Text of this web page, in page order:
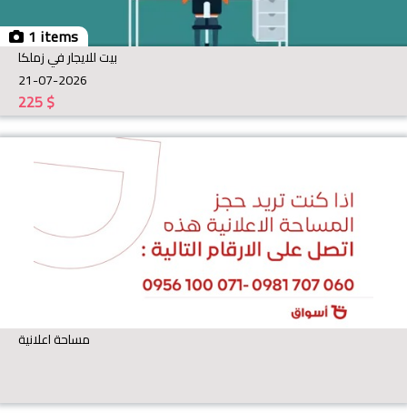
1 items
بيت للايجار في زملكا
21-07-2026
$
225
مساحة اعلانية